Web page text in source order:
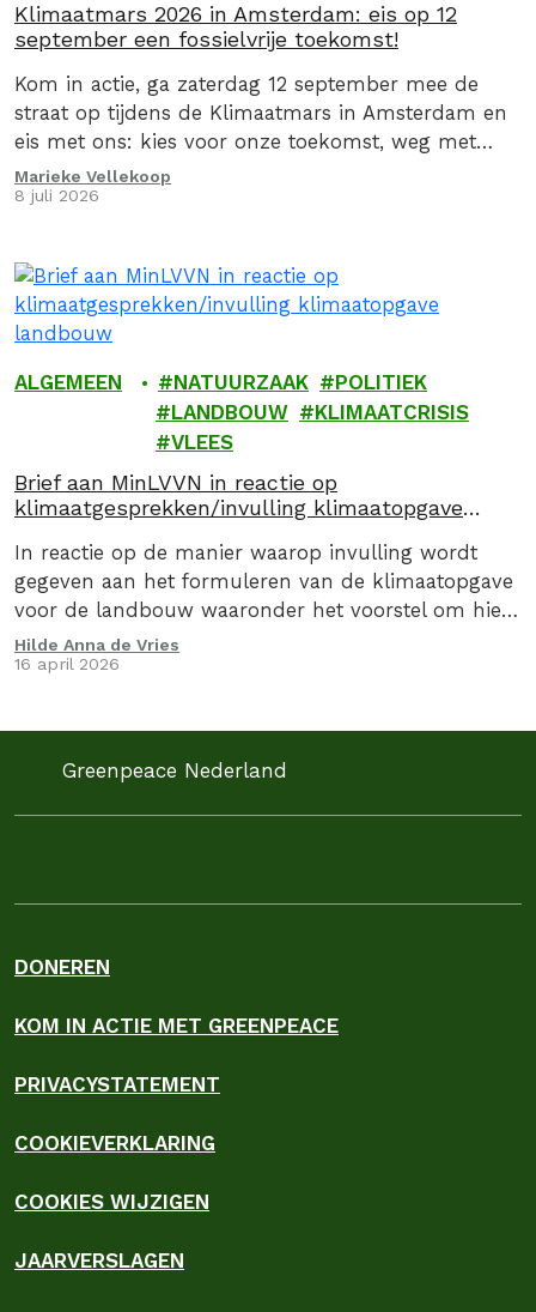
Klimaatmars 2026 in Amsterdam: eis op 12
september een fossielvrije toekomst!
Kom in actie, ga zaterdag 12 september mee de
straat op tijdens de Klimaatmars in Amsterdam en
eis met ons: kies voor onze toekomst, weg met
fossiel!
Marieke Vellekoop
8 juli 2026
ALGEMEEN NATUURZAAK
POLITIEK
LANDBOUW
KLIMAATCRISIS
VLEES
Brief aan MinLVVN in reactie op
klimaatgesprekken/invulling klimaatopgave
In reactie op de manier waarop invulling wordt
gegeven aan het formuleren van de klimaatopgave
voor de landbouw waaronder het voorstel om hier
via een convenant invulling aan te geven, stuurden
we op 16 april 2026, samen met de Caring Farmers
Minister van Landbouw, Visserij, Voedselzekerheid…
Hilde Anna de Vries
16 april 2026
Greenpeace Nederland
DONEREN
KOM IN ACTIE MET GREENPEACE
PRIVACYSTATEMENT
COOKIEVERKLARING
COOKIES WIJZIGEN
JAARVERSLAGEN